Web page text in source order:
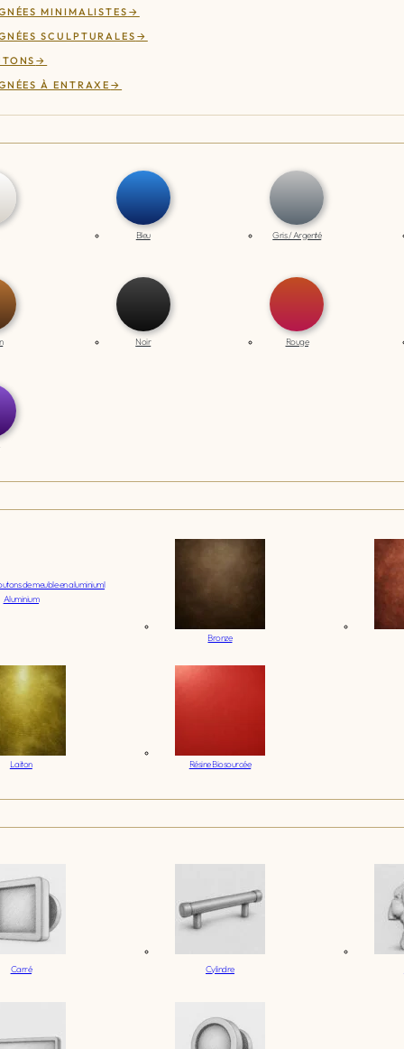
MINIMALISTES
SCULPTURALES
À ENTRAXE
Bleu Gris / Argenté
Noir Rouge
Aluminium
Bronze
Laiton Résine Biosourcée
Carré Cylindre